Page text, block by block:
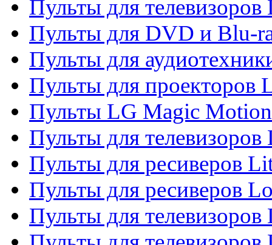
Пульты для телевизоров
Пульты для DVD и Blu-
Пульты для
Пульты для проекторов
Пульты LG Magic Motion
Пульты для
Пульты для ресиверов
Пульты для ресиверов
Пульты для телевизоров